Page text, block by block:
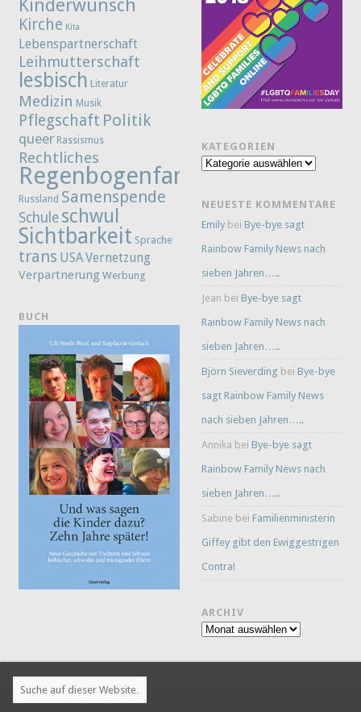
Kinderwunsch
Kirche Kita
Lebenspartnerschaft
Leihmutterschaft
lesbisch Literatur
Medizin Musik
Pflegschaft Politik
queer Rassismus
Rechtliches
Regenbogenfamilie
Russland Samenspende
Schule schwul
Sichtbarkeit Sprache
trans USAVernetzung
Verpartnerung Werbung
BUCH
KATEGORIEN
Kategorien
NEUESTE KOMMENTARE
Emily bei Bye-bye sagt
Rainbow Family News nach
sieben Jahren…..
Jean bei Bye-bye sagt
Rainbow Family News nach
sieben Jahren…..
Björn Sieverding bei Bye-bye
sagt Rainbow Family News
nach sieben Jahren…..
Annika bei Bye-bye sagt
Rainbow Family News nach
sieben Jahren…..
Sabine bei Familienministerin
Giffey gibt den Ewiggestrigen
Contra!
ARCHIV
Archiv